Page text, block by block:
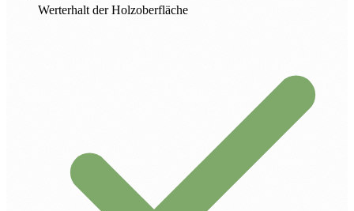
Werterhalt der Holzoberfläche